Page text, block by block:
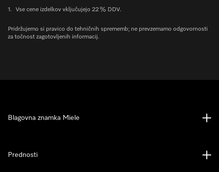
1. Vse cene izdelkov vključujejo 22 % DDV.
Pridržujemo si pravico do tehničnih sprememb; ne prevzemamo odgovornosti
za točnost zagotovljenih informacij.
Blagovna znamka Miele
Prednosti